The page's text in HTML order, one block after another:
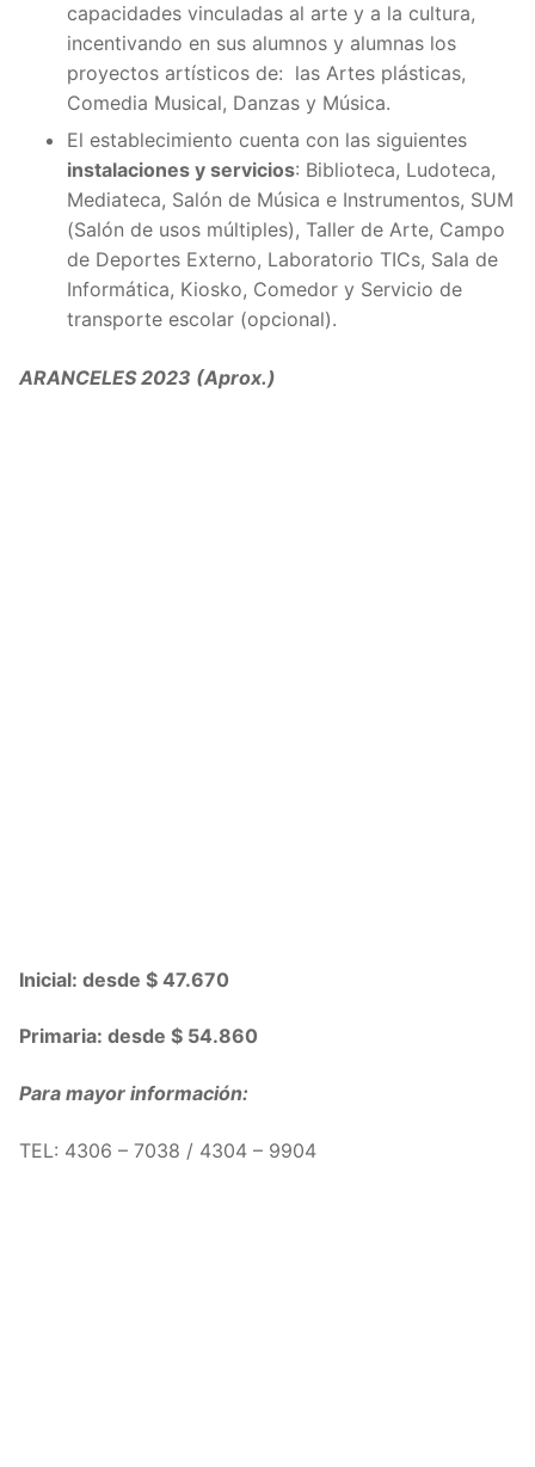
capacidades vinculadas al arte y a la cultura,
incentivando en sus alumnos y alumnas los
proyectos artísticos de: las Artes plásticas,
Comedia Musical, Danzas y Música.
El establecimiento cuenta con las siguientes
instalaciones y servicios: Biblioteca, Ludoteca,
Mediateca, Salón de Música e Instrumentos, SUM
(Salón de usos múltiples), Taller de Arte, Campo
de Deportes Externo, Laboratorio TICs, Sala de
Informática, Kiosko, Comedor y Servicio de
transporte escolar (opcional).
ARANCELES 2023 (Aprox.)
Inicial: desde $ 47.670
Primaria: desde $ 54.860
Para mayor información:
TEL: 4306 – 7038 / 4304 – 9904